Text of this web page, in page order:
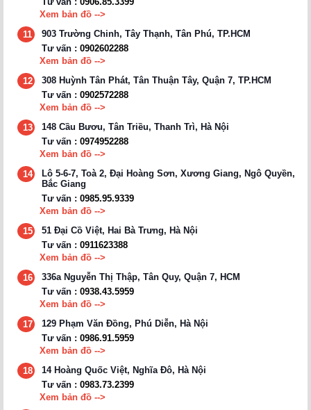
Xem bản đồ -->
11
903 Trường Chinh, Tây Thạnh, Tân Phú, TP.HCM
Tư vấn : 0902602288
Xem bản đồ -->
12
308 Huỳnh Tân Phát, Tân Thuận Tây, Quận 7, TP.HCM
Tư vấn : 0902572288
Xem bản đồ -->
13
148 Cầu Bươu, Tân Triều, Thanh Trì, Hà Nội
Tư vấn : 0974952288
Xem bản đồ -->
14
Lô 5-6-7, Toà 2, Đại Hoàng Sơn, Xương Giang, Ngô Quyền,
Bắc Giang
Tư vấn : 0985.95.9339
Xem bản đồ -->
15
51 Đại Cồ Việt, Hai Bà Trưng, Hà Nội
Tư vấn : 0911623388
Xem bản đồ -->
16
336a Nguyễn Thị Thập, Tân Quy, Quận 7, HCM
Tư vấn : 0938.43.5959
Xem bản đồ -->
17
129 Phạm Văn Đồng, Phú Diễn, Hà Nội
Tư vấn : 0986.91.5959
Xem bản đồ -->
18
14 Hoàng Quốc Việt, Nghĩa Đô, Hà Nội
Tư vấn : 0983.73.2399
Xem bản đồ -->